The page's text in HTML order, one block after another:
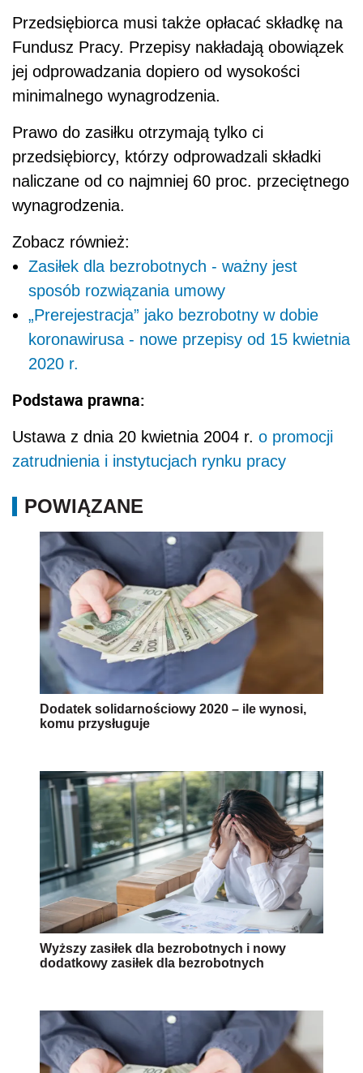
Przedsiębiorca musi także opłacać składkę na
Fundusz Pracy. Przepisy nakładają obowiązek
jej odprowadzania dopiero od wysokości
minimalnego wynagrodzenia.
Prawo do zasiłku otrzymają tylko ci
przedsiębiorcy, którzy odprowadzali składki
naliczane od co najmniej 60 proc. przeciętnego
wynagrodzenia.
Zobacz również:
Zasiłek dla bezrobotnych - ważny jest
sposób rozwiązania umowy
„Prerejestracja” jako bezrobotny w dobie
koronawirusa - nowe przepisy od 15 kwietnia
2020 r.
Podstawa prawna:
Ustawa z dnia 20 kwietnia 2004 r. o promocji
zatrudnienia i instytucjach rynku pracy
POWIĄZANE
Dodatek solidarnościowy 2020 – ile wynosi,
komu przysługuje
Wyższy zasiłek dla bezrobotnych i nowy
dodatkowy zasiłek dla bezrobotnych